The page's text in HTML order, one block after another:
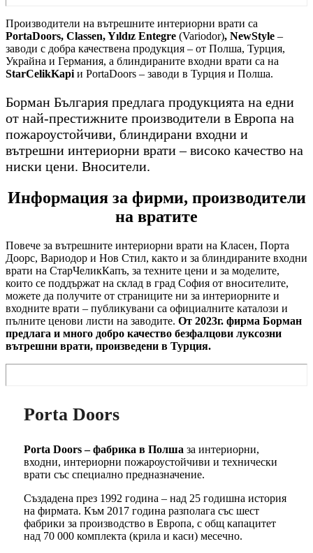
Производители на вътрешните интериорни врати са
PortaDoors, Classen, Yıldız Entegre (Variodor), NewStyle –
заводи с добра качествена продукция – от Полша, Турция,
Украйна и Германия, а блиндираните входни врати са на
StarCelikKapi и PortaDoors – заводи в Турция и Полша.
Борман България предлага продукцията на едни
от най-престижните производители в Европа на
пожароустойчиви, блиндирани входни и
вътрешни интериорни врати – високо качество на
ниски цени. Вносители.
Информация за фирми, производители
на вратите
Повече за вътрешните интериорни врати на Класен, Порта
Доорс, Вариодор и Нов Стил, както и за блиндираните входни
врати на СтарЧеликКапъ, за техните цени и за моделите,
които се поддържат на склад в град София от вносителите,
можете да получите от страниците ни за интериорните и
входните врати – публикувани са официалните каталози и
пълните ценови листи на заводите. От 2023г. фирма Борман
предлага и много добро качество безфалцови луксозни
вътрешни врати, произведени в Турция.
Porta Doors
Porta Doors – фабрика в Полша за интериорни,
входни, интериорни пожароустойчиви и технически
врати със специално предназначение.
Създадена през 1992 година – над 25 годишна история
на фирмата. Към 2017 година разполага със шест
фабрики за производство в Европа, с общ капацитет
над 70 000 комплекта (крила и каси) месечно.